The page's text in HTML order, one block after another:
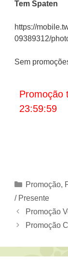
Tem Spaten
https://
09389312/
Sem
Promoção
23:59:59
Categorias
Promoção,
/ Presente
Promoção
Promoção